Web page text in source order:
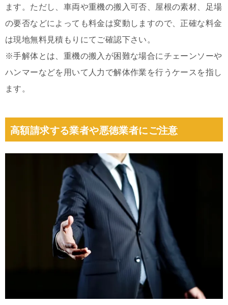
ます。ただし、車両や重機の搬入可否、屋根の素材、足場
の要否などによっても料金は変動しますので、正確な料金
は現地無料見積もりにてご確認下さい。
※手解体とは、重機の搬入が困難な場合にチェーンソーや
ハンマーなどを用いて人力で解体作業を行うケースを指し
ます。
高額請求する業者や悪徳業者にご注意